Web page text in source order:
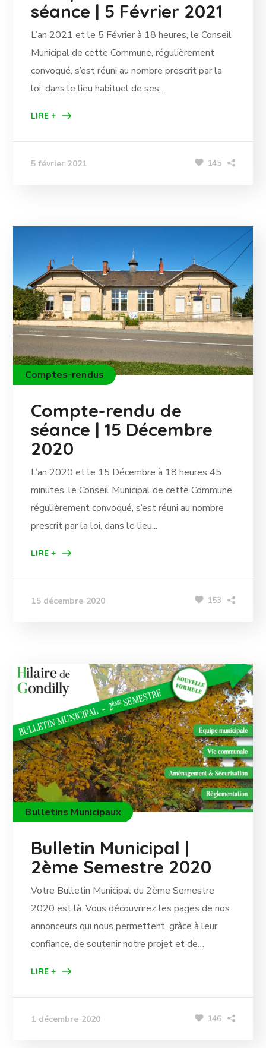
séance | 5 Février 2021
L’an 2021 et le 5 Février à 18 heures, le Conseil
Municipal de cette Commune, régulièrement
convoqué, s’est réuni au nombre prescrit par la
loi, dans le lieu habituel de ses...
LIRE +
5 février 2021 145
Comptes-rendus
Compte-rendu de
séance | 15 Décembre
2020
L’an 2020 et le 15 Décembre à 18 heures 45
minutes, le Conseil Municipal de cette Commune,
régulièrement convoqué, s’est réuni au nombre
prescrit par la loi, dans le lieu...
LIRE +
15 décembre 2020 153
Bulletins Municipaux
Bulletin Municipal |
2ème Semestre 2020
Votre Bulletin Municipal du 2ème Semestre
2020 est là. Vous découvrirez les pages de nos
annonceurs qui nous permettent, grâce à leur
confiance, de soutenir notre projet et de…
LIRE +
1 décembre 2020 146